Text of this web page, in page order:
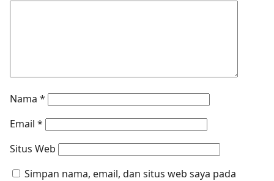
Nama *
Email *
Situs Web
Simpan nama, email, dan situs web saya pada